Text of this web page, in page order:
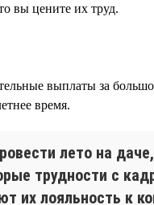
вы цените их труд.
выплаты за
время.
лето на
трудности с
их лояльность к